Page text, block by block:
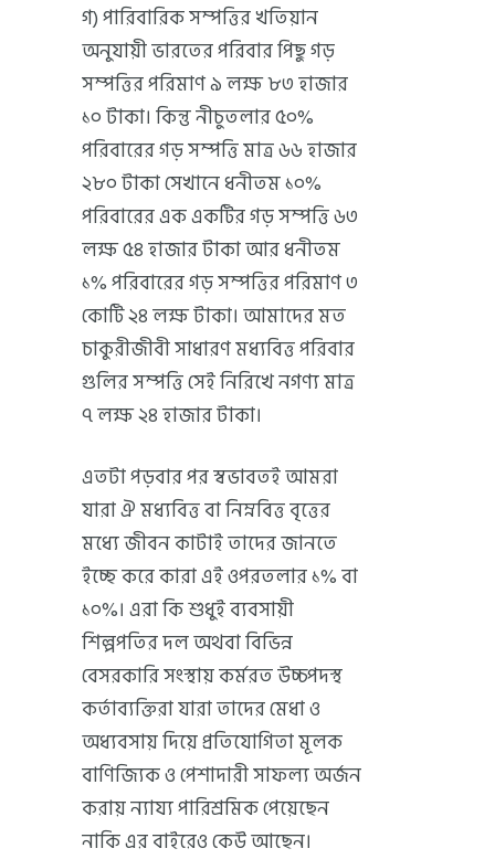
গ) পারিবারিক সম্পত্তির খতিয়ান
অনুযায়ী ভারতের পরিবার পিছু গড়
সম্পত্তির পরিমাণ ৯ লক্ষ ৮৩ হাজার
১০ টাকা। কিন্তু নীচুতলার ৫০%
পরিবারের গড় সম্পত্তি মাত্র ৬৬ হাজার
২৮০ টাকা সেখানে ধনীতম ১০%
পরিবারের এক একটির গড় সম্পত্তি ৬৩
লক্ষ ৫৪ হাজার টাকা আর ধনীতম
১% পরিবারের গড় সম্পত্তির পরিমাণ ৩
কোটি ২৪ লক্ষ টাকা। আমাদের মত
চাকুরীজীবী সাধারণ মধ্যবিত্ত পরিবার
গুলির সম্পত্তি সেই নিরিখে নগণ্য মাত্র
৭ লক্ষ ২৪ হাজার টাকা।
এতটা পড়বার পর স্বভাবতই আমরা
যারা ঐ মধ্যবিত্ত বা নিম্নবিত্ত বৃত্তের
মধ্যে জীবন কাটাই তাদের জানতে
ইচ্ছে করে কারা এই ওপরতলার ১% বা
১০%। এরা কি শুধুই ব্যবসায়ী
শিল্পপতির দল অথবা বিভিন্ন
বেসরকারি সংস্থায় কর্মরত উচ্চপদস্থ
কর্তাব্যক্তিরা যারা তাদের মেধা ও
অধ্যবসায় দিয়ে প্রতিযোগিতা মূলক
বাণিজ্যিক ও পেশাদারী সাফল্য অর্জন
করায় ন্যায্য পারিশ্রমিক পেয়েছেন
নাকি এর বাইরেও কেউ আছেন।